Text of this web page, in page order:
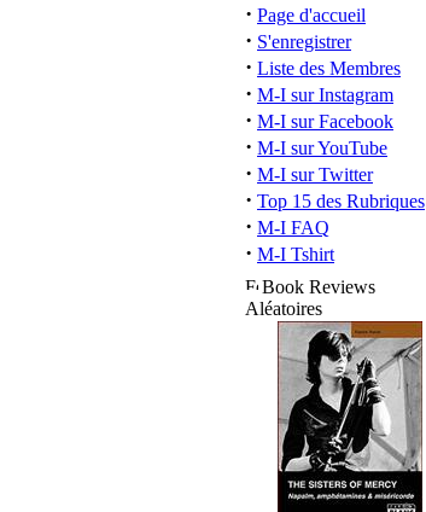
· Page d'accueil
· S'enregistrer
· Liste des Membres
· M-I sur Instagram
· M-I sur Facebook
· M-I sur YouTube
· M-I sur Twitter
· Top 15 des Rubriques
· M-I FAQ
· M-I Tshirt
Book Reviews
Aléatoires